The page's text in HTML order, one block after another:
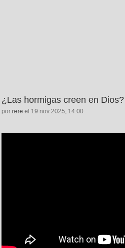
¿Las hormigas creen en Dios?
por rere el 19 nov 2025, 14:00